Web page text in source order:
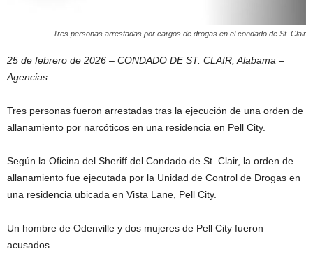
Tres personas arrestadas por cargos de drogas en el condado de St. Clair
25 de febrero de 2026 – CONDADO DE ST. CLAIR, Alabama –
Agencias.
Tres personas fueron arrestadas tras la ejecución de una orden de
allanamiento por narcóticos en una residencia en Pell City.
Según la Oficina del Sheriff del Condado de St. Clair, la orden de
allanamiento fue ejecutada por la Unidad de Control de Drogas en
una residencia ubicada en Vista Lane, Pell City.
Un hombre de Odenville y dos mujeres de Pell City fueron
acusados.